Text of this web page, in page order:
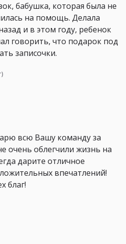
бабушка, которая была не
на помощь. Делала
и в этом году, ребенок
говорить, что подарок под
записочки.
всю Вашу команду за
очень облегчили жизнь на
дарите отличное
впечатлений!
благ!